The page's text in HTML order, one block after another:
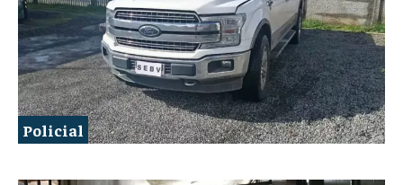
Policial